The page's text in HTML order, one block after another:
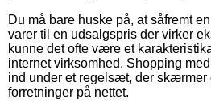
Du må bare huske på, at såfremt
varer til en udsalgspris der virker
kunne det ofte være et
internet virksomhed. Shopping
ind under et regelsæt, der skærmer
forretninger på nettet.